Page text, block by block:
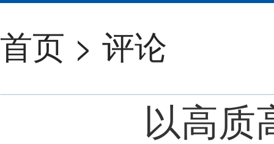
首页 > 评论
以高质